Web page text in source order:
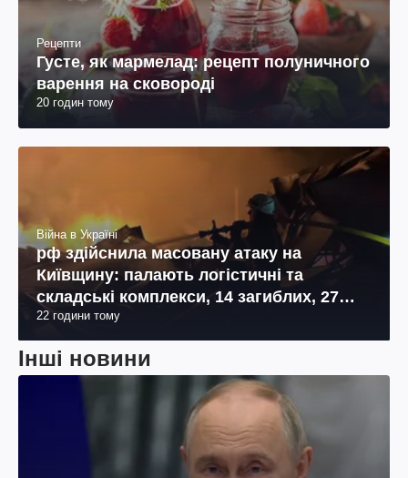
Рецепти
Густе, як мармелад: рецепт полуничного
варення на сковороді
20 годин тому
Війна в Україні
рф здійснила масовану атаку на
Київщину: палають логістичні та
складські комплекси, 14 загиблих, 27
поранених (фото, відео)
22 години тому
Інші новини